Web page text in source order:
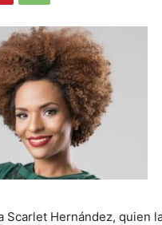
Scarlet Hernández, quien